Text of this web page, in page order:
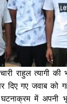
राहुल त्यागी
दिए गए जवाब को
में अपनी